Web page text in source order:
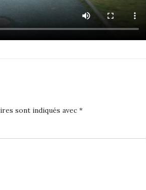
sont indiqués avec *